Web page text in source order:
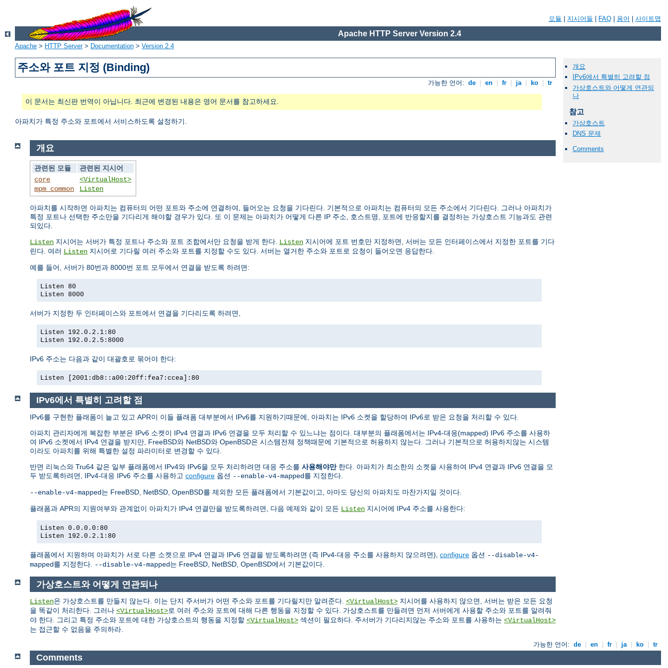
모듈 지시어들 FAQ 용어 사이트맵
Apache HTTP Server Version 2.4
Apache > HTTP Server> Documentation > Version 2.4
주소와 포트 지정 (Binding)
가능한 언어: de en fr ja ko tr
이 문서는 최신판 번역이 아닙니다. 최근에 변경된 내용은 영어 문서를 참고하세요.
아파치가 특정 주소와 포트에서 서비스하도록 설정하기.
개요
IPv6에서 특별히 고려할 점
가상호스트와 어떻게 연관되
나
참고
가상호스트
DNS 문제
Comments
개요
관련된 모듈
관련된 지시어
core
mpm_common
<VirtualHost>
Listen
아파치를 시작하면 아파치는 컴퓨터의 어떤 포트와 주소에 연결하여, 들어오는 요청을 기다린다. 기본적으로 아파치는 컴퓨터의 모든 주소에서 기다린다. 그러나 아파치가
특정 포트나 선택한 주소만을 기다리게 해야할 경우가 있다. 또 이 문제는 아파치가 어떻게 다른 IP 주소, 호스트명, 포트에 반응할지를 결정하는 가상호스트 기능과도 관련
되있다.
Listen 지시어는 서버가 특정 포트나 주소와 포트 조합에서만 요청을 받게 한다. Listen 지시어에 포트 번호만 지정하면, 서버는 모든 인터페이스에서 지정한 포트를 기다
린다. 여러 Listen 지시어로 기다릴 여러 주소와 포트를 지정할 수도 있다. 서버는 열거한 주소와 포트로 요청이 들어오면 응답한다.
예를 들어, 서버가 80번과 8000번 포트 모두에서 연결을 받도록 하려면:
Listen 80
Listen 8000
서버가 지정한 두 인터페이스와 포트에서 연결을 기다리도록 하려면,
Listen 192.0.2.1:80
Listen 192.0.2.5:8000
IPv6 주소는 다음과 같이 대괄호로 묶어야 한다:
Listen [2001:db8::a00:20ff:fea7:ccea]:80
IPv6에서 특별히 고려할 점
IPv6를 구현한 플래폼이 늘고 있고 APR이 이들 플래폼 대부분에서 IPv6를 지원하기때문에, 아파치는 IPv6 소켓을 할당하여 IPv6로 받은 요청을 처리할 수 있다.
아파치 관리자에게 복잡한 부분은 IPv6 소켓이 IPv4 연결과 IPv6 연결을 모두 처리할 수 있느냐는 점이다. 대부분의 플래폼에서는 IPv4-대응(mapped) IPv6 주소를 사용하
여 IPv6 소켓에서 IPv4 연결을 받지만, FreeBSD와 NetBSD와 OpenBSD은 시스템전체 정책때문에 기본적으로 허용하지 않는다. 그러나 기본적으로 허용하지않는 시스템
이라도 아파치를 위해 특별한 설정 파라미터로 변경할 수 있다.
반면 리눅스와 Tru64 같은 일부 플래폼에서 IPv4와 IPv6을 모두 처리하려면 대응 주소를 사용해야만한다. 아파치가 최소한의 소켓을 사용하여 IPv4 연결과 IPv6 연결을 모
두 받도록하려면, IPv4-대응 IPv6 주소를 사용하고 configure 옵션 --enable-v4-mapped를 지정한다.
--enable-v4-mapped는 FreeBSD, NetBSD, OpenBSD를 제외한 모든 플래폼에서 기본값이고, 아마도 당신의 아파치도 마찬가지일 것이다.
플래폼과 APR의 지원여부와 관계없이 아파치가 IPv4 연결만을 받도록하려면, 다음 예제와 같이 모든 Listen 지시어에 IPv4 주소를 사용한다:
Listen 0.0.0.0:80
Listen 192.0.2.1:80
플래폼에서 지원하며 아파치가 서로 다른 소켓으로 IPv4 연결과 IPv6 연결을 받도록하려면 (즉 IPv4-대응 주소를 사용하지 않으려면), configure 옵션 --disable-v4-
mapped를 지정한다. --disable-v4-mapped는 FreeBSD, NetBSD, OpenBSD에서 기본값이다.
가상호스트와 어떻게 연관되나
Listen은 가상호스트를 만들지 않는다. 이는 단지 주서버가 어떤 주소와 포트를 기다릴지만 알려준다. <VirtualHost> 지시어를 사용하지 않으면, 서버는 받은 모든 요청
을 똑같이 처리한다. 그러나 <VirtualHost>로 여러 주소와 포트에 대해 다른 행동을 지정할 수 있다. 가상호스트를 만들려면 먼저 서버에게 사용할 주소와 포트를 알려줘
야 한다. 그리고 특정 주소와 포트에 대한 가상호스트의 행동을 지정할 <VirtualHost> 섹션이 필요하다. 주서버가 기다리지않는 주소와 포트를 사용하는 <VirtualHost>
는 접근할 수 없음을 주의하라.
가능한 언어: de en fr ja ko tr
Comments